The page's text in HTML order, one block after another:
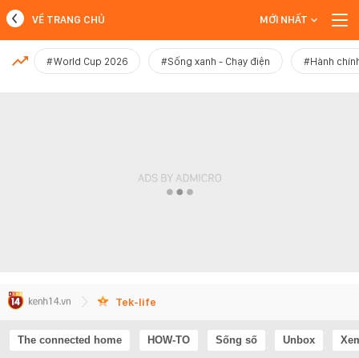
MỚI NHẤT
VỀ TRANG CHỦ MỚI NHẤT
#World Cup 2026 #Sống xanh - Chạy điện #Hành
Tek-life
The connected home HOW-TO Sống số Unbox